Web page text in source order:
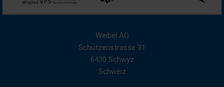
Weibel AG
Schützenstrasse 31
6430 Schwyz
Schweiz